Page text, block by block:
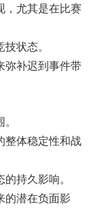
，尤其是在比赛
状态。
弥补迟到事件带
整体稳定性和战
持久影响。
的潜在负面影